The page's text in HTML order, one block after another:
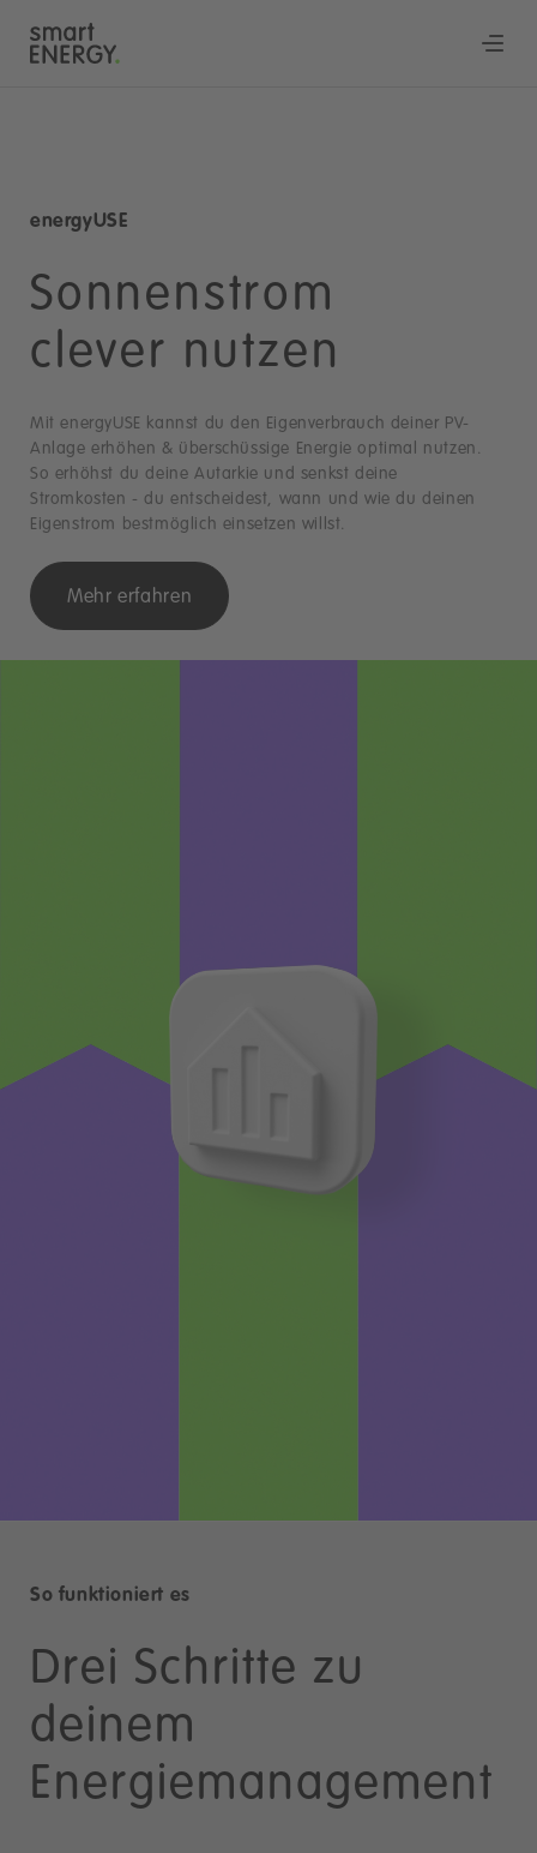
energyUSE
Sonnenstrom
clever nutzen
Mit energyUSE kannst du den Eigenverbrauch deiner PV-
Anlage erhöhen & überschüssige Energie optimal nutzen.
So erhöhst du deine Autarkie und senkst deine
Stromkosten - du entscheidest, wann und wie du deinen
Eigenstrom bestmöglich einsetzen willst.
Mehr erfahren
So funktioniert es
Drei Schritte zu
deinem
Energiemanagement